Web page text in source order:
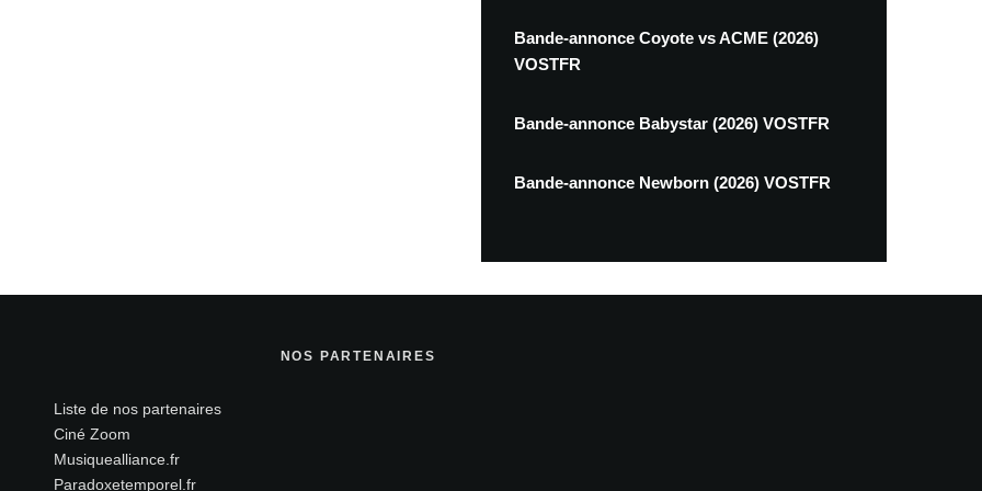
Bande-annonce Coyote vs ACME (2026)
VOSTFR
Bande-annonce Babystar (2026) VOSTFR
Bande-annonce Newborn (2026) VOSTFR
NOS PARTENAIRES
Liste de nos partenaires
Ciné Zoom
Musiquealliance.fr
Paradoxetemporel.fr